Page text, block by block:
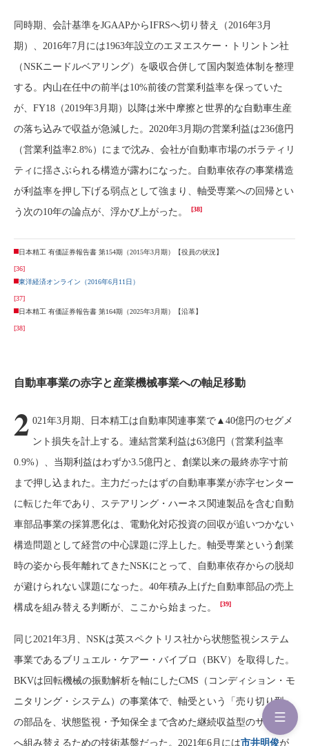
同時期、会計基準をJGAAPからIFRSへ切り替え（2016年3月
期）、2016年7月には1963年設立のエヌエスケー・トリントン社
（NSKニードルベアリング）を吸収合併して国内製造体制を整理
する。内山在任中の前半は10%前後の営業利益率を保っていた
が、FY18（2019年3月期）以降は米中摩擦と世界的な自動車生産
の落ち込みで収益が急減した。2020年3月期の営業利益は236億円
（営業利益率2.8%）にまで沈み、会社が自動車市場のボラティリ
ティに揺さぶられる構造が露わになった。自動車依存の事業構造
が利益率を押し下げる弱点として強まり、軸受専業への回帰とい
う次の10年の論点が、浮かび上がった。
[38]
日本精工 有価証券報告書 第154期（2015年3月期）【役員の状況】
[36]
東洋経済オンライン（2016年6月11日）
[37]
日本精工 有価証券報告書 第164期（2025年3月期）【沿革】
[38]
自動車事業の赤字と産業機械事業への軸足移動
2 021年3月期、日本精工は自動車関連事業で▲40億円のセグメ
ント損失を計上する。連結営業利益は63億円（営業利益率
0.9%）、当期利益はわずか3.5億円と、創業以来の最終赤字寸前
まで押し込まれた。主力だったはずの自動車事業が赤字センター
に転じた年であり、ステアリング・ハーネス関連製品を含む自動
車部品事業の採算悪化は、電動化対応投資の回収が追いつかない
構造問題として経営の中心課題に浮上した。軸受専業という創業
時の姿から長年離れてきたNSKにとって、自動車依存からの脱却
が避けられない課題になった。40年積み上げた自動車部品の売上
構成を組み替える判断が、ここから始まった。
[39]
同じ2021年3月、NSKは英スペクトリス社から状態監視システム
事業であるブリュエル・ケアー・バイブロ（BKV）を取得した。
BKVは回転機械の振動解析を軸にしたCMS（コンディション・モ
ニタリング・システム）の事業体で、軸受という「売り切り型」
の部品を、状態監視・予知保全まで含めた継続収益型のサービス
へ組み替えるための技術基盤だった。2021年6月には市井明俊が